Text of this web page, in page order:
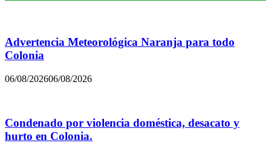
Advertencia Meteorológica Naranja para todo
Colonia
06/08/202606/08/2026
Condenado por violencia doméstica, desacato y
hurto en Colonia.